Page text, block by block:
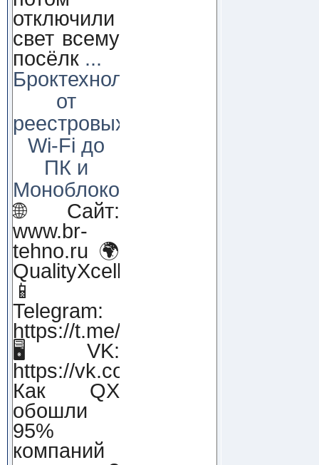
отключили
свет всему
посёлк ...
Броктехнолоджи:
от
реестровых
Wi-Fi до
ПК и
Моноблоков!
🌐 Сайт:
www.br-
tehno.ru 🌍
QualityXcellence.ru
📱
Telegram:
https://t.me/qx_lab_IT
🖥 VK:
https://vk.com/qualityxcellenc
Как QX
обошли
95%
компаний